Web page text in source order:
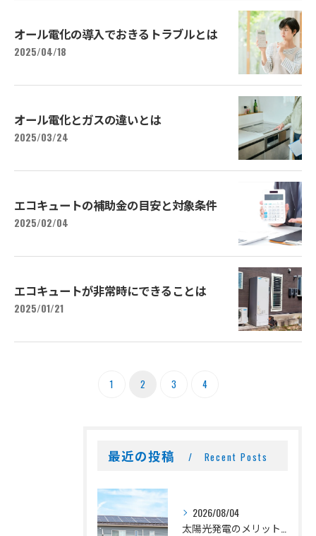
オール電化の導入でおきるトラブルとは
2025/04/18
オール電化とガスの違いとは
2025/03/24
エコキュートの補助金の目安と対象条件
2025/02/04
エコキュートが非常時にできることは
2025/01/21
1 2 3 4
最近の投稿 Recent Posts
2026/08/04